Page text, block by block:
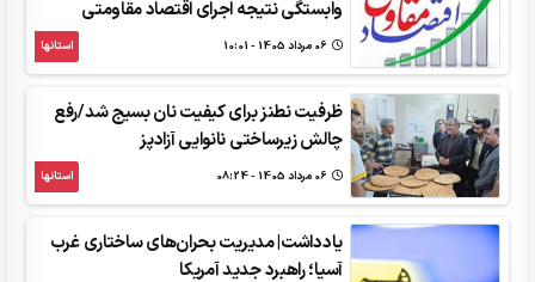
وابستگی نتیجه اجرای اقتصاد مقاومتی
استانها
ظرفیت نطنز برای کیفیت نان بسیج شد/رفع
چالش زیرساختی نانوایی آزادپز
استانها
یادداشت| مدیریت بحران‌های ساختاری غرب
آسیا؛ راهبرد جدید آمریکا